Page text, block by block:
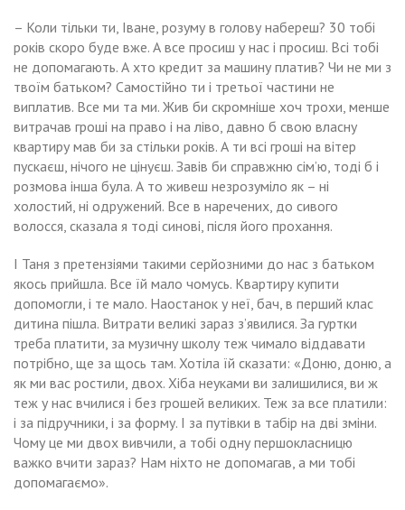
– Коли тільки ти, Іване, розуму в голову набереш? 30 тобі
років скоро буде вже. А все просиш у нас і просиш. Всі тобі
не допомагають. А хто кредит за машину платив? Чи не ми з
твоїм батьком? Самостійно ти і третьої частини не
виплатив. Все ми та ми. Жив би скромніше хоч трохи, менше
витрачав гроші на право і на ліво, давно б свою власну
квартиру мав би за стільки років. А ти всі гроші на вітер
пускаєш, нічого не цінуєш. Завів би справжню сім’ю, тоді б і
розмова інша була. А то живеш незрозуміло як – ні
холостий, ні одружений. Все в наречених, до сивого
волосся, сказала я тоді синові, після його прохання.
І Таня з претензіями такими серйозними до нас з батьком
якось прийшла. Все їй мало чомусь. Квартиру купити
допомогли, і те мало. Наостанок у неї, бач, в перший клас
дитина пішла. Витрати великі зараз з’явилися. За гуртки
треба платити, за музичну школу теж чимало віддавати
потрібно, ще за щось там. Хотіла їй сказати: «Доню, доню, а
як ми вас ростили, двох. Хіба неуками ви залишилися, ви ж
теж у нас вчилися і без грошей великих. Теж за все платили:
і за підручники, і за форму. І за путівки в табір на дві зміни.
Чому це ми двох вивчили, а тобі одну першокласницю
важко вчити зараз? Нам ніхто не допомагав, а ми тобі
допомагаємо».